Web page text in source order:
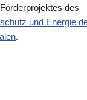
des
und Energie
.